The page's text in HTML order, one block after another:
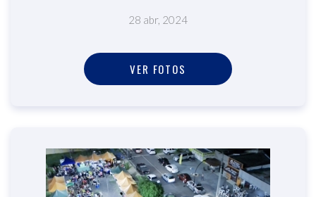
28 abr, 2024
VER FOTOS